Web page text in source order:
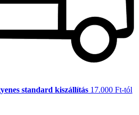
standard kiszállítás 17.000 Ft-tól